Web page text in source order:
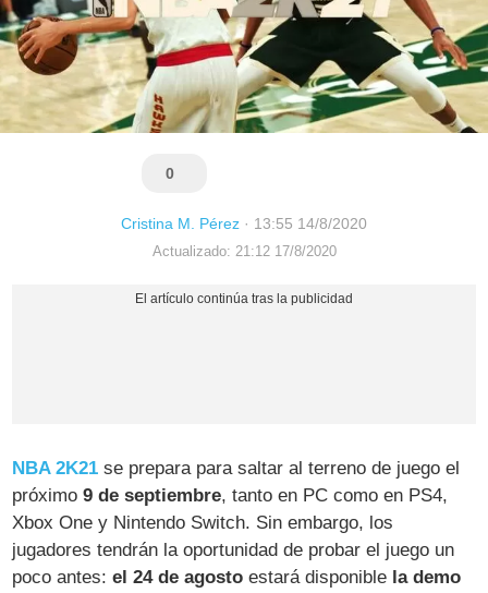
0
Cristina M. Pérez · 13:55 14/8/2020
Actualizado: 21:12 17/8/2020
NBA 2K21 se prepara para saltar al terreno de juego el
próximo9 de septiembre, tanto en PC como en PS4,
Xbox One y Nintendo Switch. Sin embargo, los
jugadores tendrán la oportunidad de probar el juego un
poco antes:el 24 de agosto estará disponible la demo